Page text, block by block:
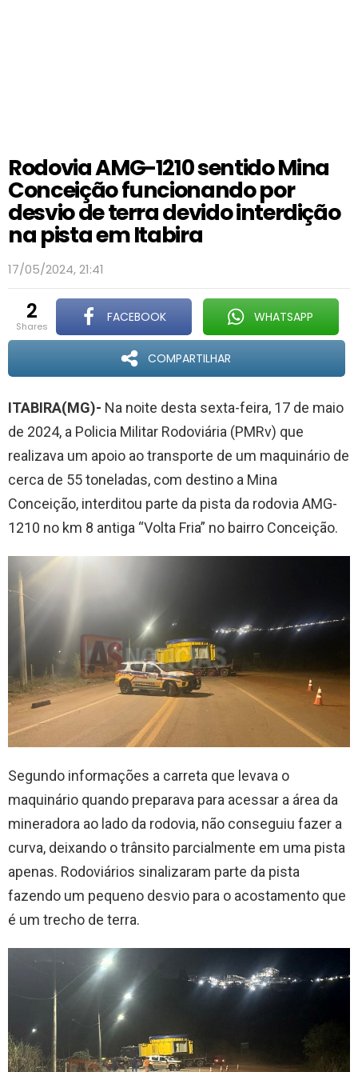
Rodovia AMG-1210 sentido Mina
Conceição funcionando por
desvio de terra devido interdição
na pista em Itabira
17/05/2024, 21:41
2
shares
FACEBOOK WHATSAPP
COMPARTILHAR
ITABIRA(MG)- Na noite desta sexta-feira, 17 de maio
de 2024, a Policia Militar Rodoviária (PMRv) que
realizava um apoio ao transporte de um maquinário de
cerca de 55 toneladas, com destino a Mina
Conceição, interditou parte da pista da rodovia AMG-
1210 no km 8 antiga “Volta Fria” no bairro Conceição.
Segundo informações a carreta que levava o
maquinário quando preparava para acessar a área da
mineradora ao lado da rodovia, não conseguiu fazer a
curva, deixando o trânsito parcialmente em uma pista
apenas. Rodoviários sinalizaram parte da pista
fazendo um pequeno desvio para o acostamento que
é um trecho de terra.